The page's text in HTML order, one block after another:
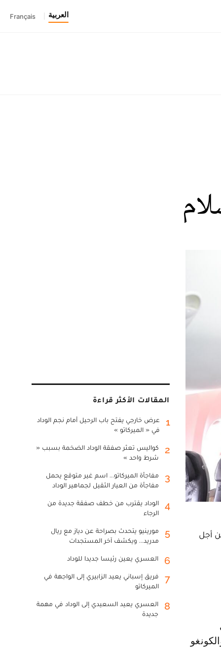
العربية Français
وذلك من أجل
المقالات الأكثر قراءة
1
عرض خارجي يفتح باب الرحيل أمام نجم الوداد
في « الميركاتو »
2
كواليس تعثر صفقة الوداد الضخمة بسبب «
شرط واحد »
3
مفاجأة الميركاتو... اسم غير متوقع يحمل
مفاجأة من العيار الثقيل لجماهير الوداد
4
الوداد يقترب من خطف صفقة جديدة من
الرجاء
5
مورينيو يتحدث بصراحة عن دياز مع ريال
مدريد... ويكشف آخر المستجدات
6 العسري يعين رئيسا جديدا للوداد
7
فريق إسباني يعيد الزابيري إلى الواجهة في
الميركاتو
8
العسري يعيد السعيدي إلى الوداد في مهمة
جديدة